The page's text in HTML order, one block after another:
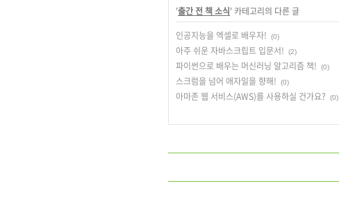
'출간 전 책 소식' 카테고리의 다른 글
인공지능을 엑셀로 배우자!
(0)
아주 쉬운 자바스크립트 입문서! (2)
파이썬으로 배우는 머신러닝 알고리즘 책! (0)
스크럼을 넘어 애자일을 향해! (0)
아마존 웹 서비스(AWS)를 사용하실 건가요? (0)